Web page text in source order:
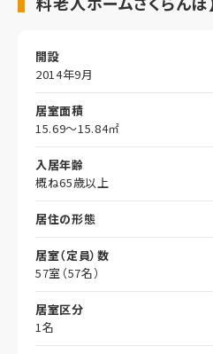
開設
2014年9月
居室面積
15.69～15.84㎡
入居年齢
概ね65歳以上
居住の形態
居室（定員）数
57室（57名）
居室区分
1名